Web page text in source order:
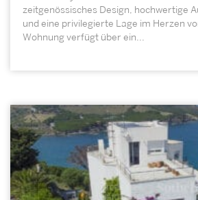
zeitgenössisches Design, hochwertige
und eine privilegierte Lage im Herzen
Wohnung verfügt über ein...